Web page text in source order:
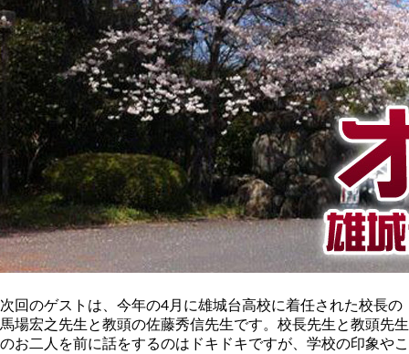
次回のゲストは、今年の4月に雄城台高校に着任された校長の
馬場宏之先生と教頭の佐藤秀信先生です。校長先生と教頭先生
のお二人を前に話をするのはドキドキですが、学校の印象やこ